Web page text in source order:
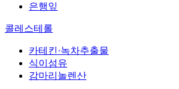
은행잎
콜레스테롤
카테킨·녹차추출물
식이섬유
감마리놀렌산